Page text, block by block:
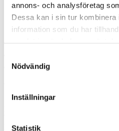
annons- och analysföretag
Dessa kan i sin tur kombinera
information som du har
Nödvändig
Inställningar
Statistik
Bibulca
Sortera
Tyvärr gav sökningen inget
eller gör om din sökning.
Med över 30 år i branschen är vi